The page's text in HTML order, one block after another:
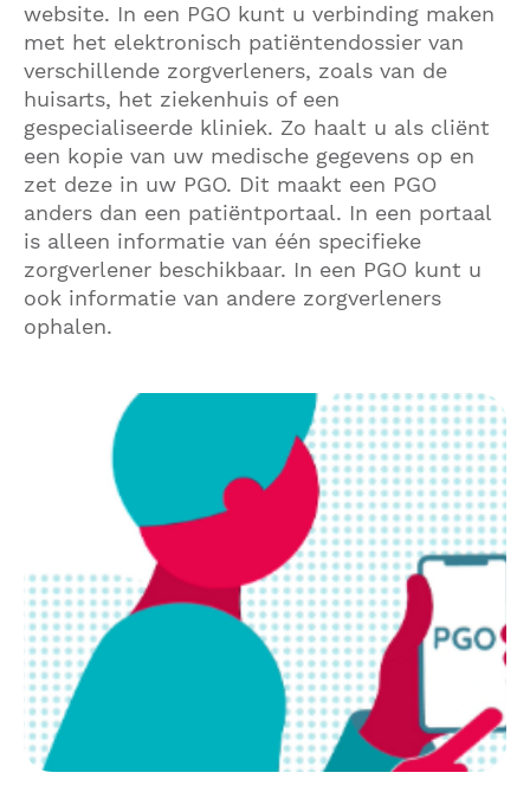
website. In een PGO kunt u verbinding maken
met het elektronisch patiëntendossier van
verschillende zorgverleners, zoals van de
huisarts, het ziekenhuis of een
gespecialiseerde kliniek. Zo haalt u als cliënt
een kopie van uw medische gegevens op en
zet deze in uw PGO. Dit maakt een PGO
anders dan een patiëntportaal. In een portaal
is alleen informatie van één specifieke
zorgverlener beschikbaar. In een PGO kunt u
ook informatie van andere zorgverleners
ophalen.